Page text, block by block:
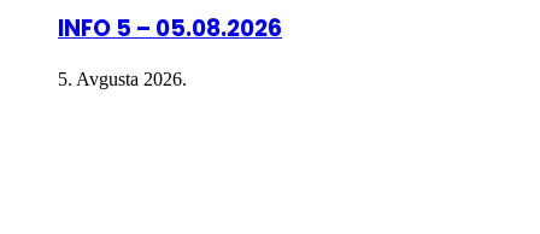
INFO 5 – 05.08.2026
5. Avgusta 2026.